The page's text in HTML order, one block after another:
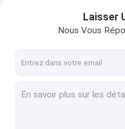
Laisser
Nous Vous